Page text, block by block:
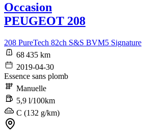
Occasion
PEUGEOT 208
208 PureTech 82ch S&S BVM5 Signature
68 435 km
2019-04-30
Essence sans plomb
Manuelle
5,9 l/100km
C (132 g/km)